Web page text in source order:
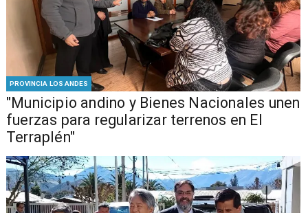
PROVINCIA LOS ANDES
"Municipio andino y Bienes Nacionales unen
fuerzas para regularizar terrenos en El
Terraplén"